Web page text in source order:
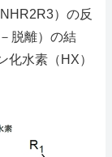
）の反
脱離）の結
水素（HX）